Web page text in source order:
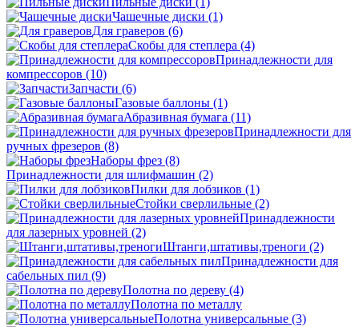
Чашечные диски (1)
Для граверов (6)
Скобы для степлера (4)
Принадлежности для
компрессоров (10)
Запчасти (6)
Газовые баллоны (1)
Абразивная бумага (11)
Принадлежности для
ручных фрезеров (8)
Наборы фрез (8)
Принадлежности для шлифмашин (2)
Пилки для лобзиков (1)
Стойки сверлильные (2)
Принадлежности
для лазерных уровней (2)
Штанги,штативы,треноги (2)
Принадлежности для
сабельных пил (9)
Полотна по дереву (4)
Полотна по металлу
Полотна универсальные (3)